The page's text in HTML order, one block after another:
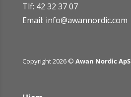
Tlf: 42 32 37 07
Email: info@awannordic.com
Copyright 2026 © Awan Nordic ApS